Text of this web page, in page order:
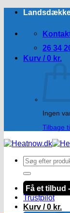
Fortsæt
26 34
Kurv / 0 kr.
Ingen
Tilbage
Søg
Få et tilbud
Trustpilot
Kurv /0 kr.